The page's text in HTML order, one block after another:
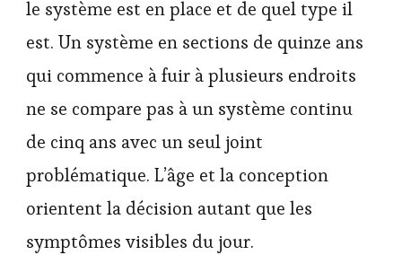
le système est en place et de quel type il
est. Un système en sections de quinze ans
qui commence à fuir à plusieurs endroits
ne se compare pas à un système continu
de cinq ans avec un seul joint
problématique. L’âge et la conception
orientent la décision autant que les
symptômes visibles du jour.